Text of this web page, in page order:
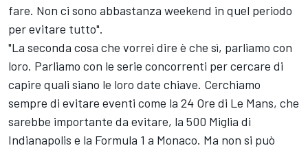
fare. Non ci sono abbastanza weekend in quel periodo
per evitare tutto".
"La seconda cosa che vorrei dire è che sì, parliamo con
loro. Parliamo con le serie concorrenti per cercare di
capire quali siano le loro date chiave. Cerchiamo
sempre di evitare eventi come la 24 Ore di Le Mans, che
sarebbe importante da evitare, la 500 Miglia di
Indianapolis e la Formula 1 a Monaco. Ma non si può